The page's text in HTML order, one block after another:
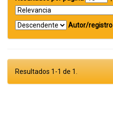
Autor/registro
Resultados 1-1 de 1.